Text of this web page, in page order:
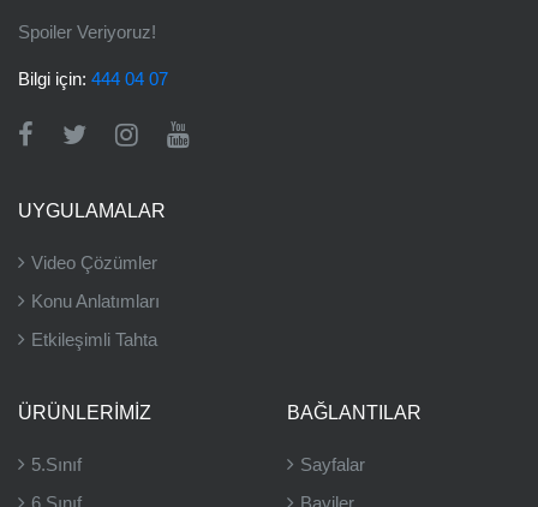
Spoiler Veriyoruz!
Bilgi için: 444 04 07
UYGULAMALAR
Video Çözümler
Konu Anlatımları
Etkileşimli Tahta
ÜRÜNLERIMIZ
5.Sınıf
6.Sınıf
BAĞLANTILAR
Sayfalar
Bayiler